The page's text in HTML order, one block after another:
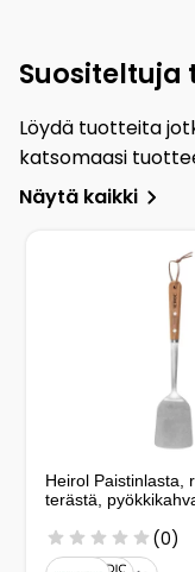
Suositeltuja
Löydä tuotteita
katsomaasi
Näytä kaikki
Heirol Paistinlasta,
terästä,
(0)